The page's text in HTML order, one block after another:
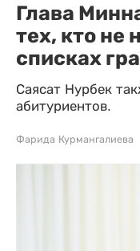
Глава
тех, кто не
списках
Саясат Нурбек
абитуриентов.
Фарида Курмангалиева